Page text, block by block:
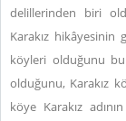
delillerinden biri
Karakız hikâyesinin
köyleri olduğunu bu
olduğunu, Karakız
köye Karakız